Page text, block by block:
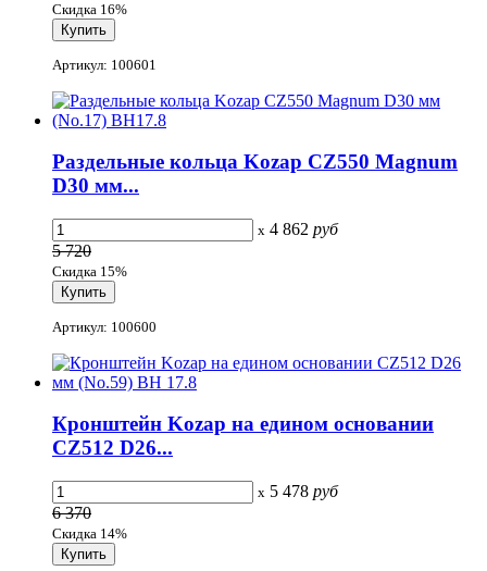
Скидка 16%
Артикул: 100601
Раздельные кольца Kozap CZ550 Magnum
D30 мм...
x 4 862 руб
5 720
Скидка 15%
Артикул: 100600
Кронштейн Kozap на едином основании
CZ512 D26...
x 5 478 руб
6 370
Скидка 14%